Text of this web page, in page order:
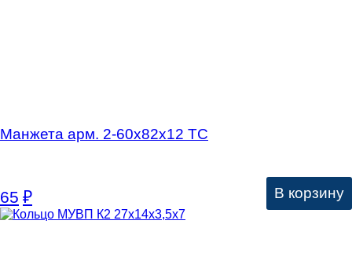
Манжета арм. 2-60х82х12 ТC
65 ₽ В корзину